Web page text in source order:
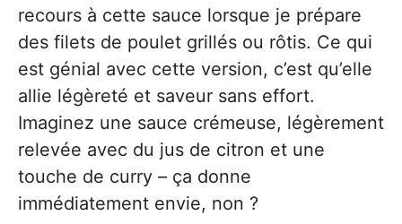
recours à cette sauce lorsque je prépare
des filets de poulet grillés ou rôtis. Ce qui
est génial avec cette version, c’est qu’elle
allie légèreté et saveur sans effort.
Imaginez une sauce crémeuse, légèrement
relevée avec du jus de citron et une
touche de curry – ça donne
immédiatement envie, non ?